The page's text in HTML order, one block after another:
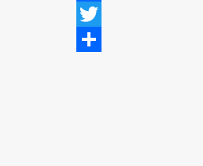
Facebook
Twitter